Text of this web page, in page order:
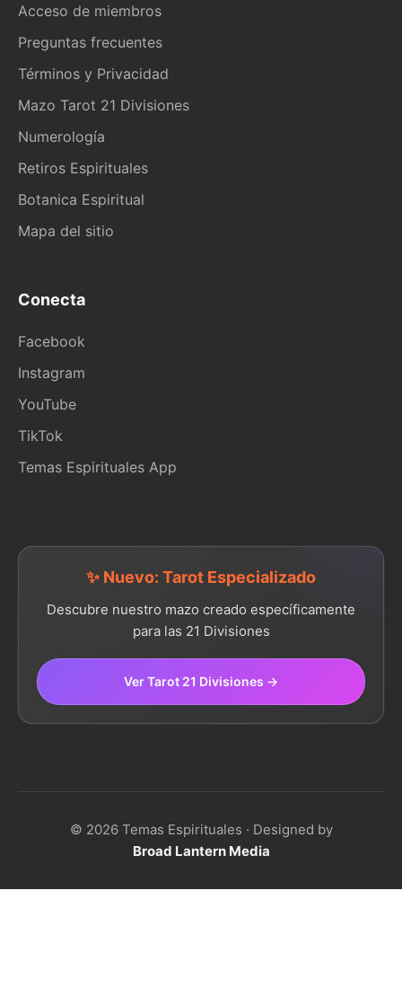
Acceso de miembros
Preguntas frecuentes
Términos y Privacidad
Mazo Tarot 21 Divisiones
Numerología
Retiros Espirituales
Botanica Espiritual
Mapa del sitio
Conecta
Facebook
Instagram
YouTube
TikTok
Temas Espirituales App
✨ Nuevo: Tarot Especializado
Descubre nuestro mazo creado específicamente
para las 21 Divisiones
Ver Tarot 21 Divisiones →
© 2026 Temas Espirituales · Designed by
Broad Lantern Media